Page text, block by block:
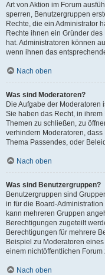
Art von Aktion im Forum
sperren, Benutzergruppen
Rechte, die ein Administrator
Rechte ihnen ein Gründer
hat. Administratoren können
wenn ihnen das
Nach oben
Was sind Moderatoren?
Die Aufgabe der Moderatoren
Sie haben das Recht, in
Themen zu schließen, zu
verhindern Moderatoren, dass
Thema Passendes, oder
Nach oben
Was sind Benutzergruppen?
Benutzergruppen sind
in für die Board-
kann mehreren Gruppen
Berechtigungen zugeteilt
Berechtigungen für mehrere
Beispiel zu Moderatoren
einem nichtöffentlichen Forum
Nach oben